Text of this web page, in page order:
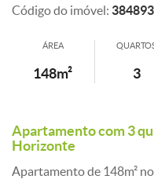
Código do imóvel: 384893
ÁREA
148m² 3
Apartamento com 3
Horizonte
Apartamento de 148m²